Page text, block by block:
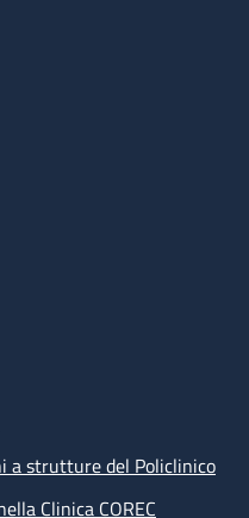
a strutture del Policlinico
Clinica COREC